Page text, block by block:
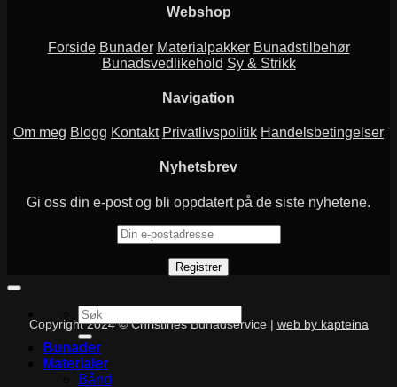
Webshop
Forside Bunader Materialpakker Bunadstilbehør
Bunadsvedlikehold Sy & Strikk
Navigation
Om meg Blogg Kontakt Privatlivspolitik Handelsbetingelser
Nyhetsbrev
Gi oss din e-post og bli oppdatert på de siste nyhetene.
Copyright 2024 © Christines Bunadservice | web by kapteina
Søk
etter:
Bunader
Materialer
Bånd